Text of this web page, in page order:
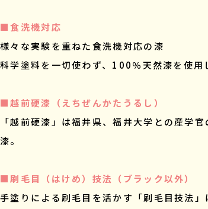
■食洗機対応
様々な実験を重ねた食洗機対応の漆
科学塗料を一切使わず、100％天然漆を使用
■越前硬漆（えちぜんかたうるし）
「越前硬漆」は福井県、福井大学との産学
漆。
■刷毛目（はけめ）技法（ブラック以外）
手塗りによる刷毛目を活かす「刷毛目技法